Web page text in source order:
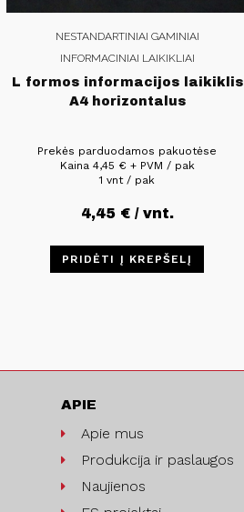
NESTANDARTINIAI GAMINIAI
INFORMACINIAI LAIKIKLIAI
L formos informacijos laikiklis
A4 horizontalus
Prekės parduodamos pakuotėse
Kaina 4,45 €+ PVM / pak
1 vnt / pak
4,45 €/ vnt.
PRIDĖTI Į KREPŠELĮ
APIE
Apie mus
Produkcija ir paslaugos
Naujienos